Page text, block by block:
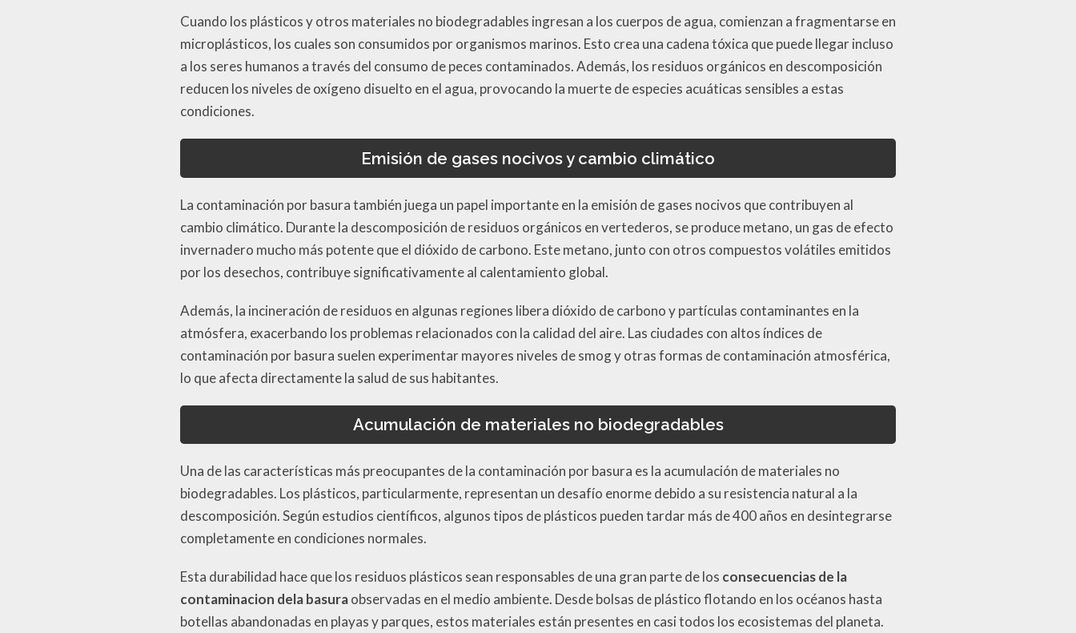
Cuando los plásticos y otros materiales no biodegradables ingresan a los cuerpos de agua, comienzan a fragmentarse en
microplásticos, los cuales son consumidos por organismos marinos. Esto crea una cadena tóxica que puede llegar incluso
a los seres humanos a través del consumo de peces contaminados. Además, los residuos orgánicos en descomposición
reducen los niveles de oxígeno disuelto en el agua, provocando la muerte de especies acuáticas sensibles a estas
condiciones.
Emisión de gases nocivos y cambio climático
La contaminación por basura también juega un papel importante en la emisión de gases nocivos que contribuyen al
cambio climático. Durante la descomposición de residuos orgánicos en vertederos, se produce metano, un gas de efecto
invernadero mucho más potente que el dióxido de carbono. Este metano, junto con otros compuestos volátiles emitidos
por los desechos, contribuye significativamente al calentamiento global.
Además, la incineración de residuos en algunas regiones libera dióxido de carbono y partículas contaminantes en la
atmósfera, exacerbando los problemas relacionados con la calidad del aire. Las ciudades con altos índices de
contaminación por basura suelen experimentar mayores niveles de smog y otras formas de contaminación atmosférica,
lo que afecta directamente la salud de sus habitantes.
Acumulación de materiales no biodegradables
Una de las características más preocupantes de la contaminación por basura es la acumulación de materiales no
biodegradables. Los plásticos, particularmente, representan un desafío enorme debido a su resistencia natural a la
descomposición. Según estudios científicos, algunos tipos de plásticos pueden tardar más de 400 años en desintegrarse
completamente en condiciones normales.
Esta durabilidad hace que los residuos plásticos sean responsables de una gran parte de los consecuencias de la
contaminacion dela basuraobservadas en el medio ambiente. Desde bolsas de plástico flotando en los océanos hasta
botellas abandonadas en playas y parques, estos materiales están presentes en casi todos los ecosistemas del planeta.